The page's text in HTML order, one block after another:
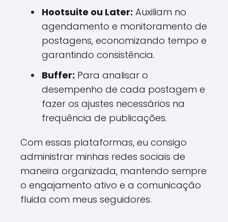
Hootsuite ou Later: Auxiliam no
agendamento e monitoramento de
postagens, economizando tempo e
garantindo consistência.
Buffer: Para analisar o
desempenho de cada postagem e
fazer os ajustes necessários na
frequência de publicações.
Com essas plataformas, eu consigo
administrar minhas redes sociais de
maneira organizada, mantendo sempre
o engajamento ativo e a comunicação
fluida com meus seguidores.